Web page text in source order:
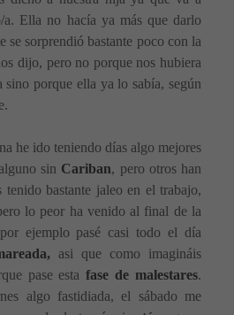
/a. Ella no hacía ya más que darlo
se sorprendió bastante poco con la
dijo, pero no porque nos hubiera
sino porque ella ya lo sabía, según
he ido teniendo días algo mejores
sin Cariban, pero otros han
tenido bastante jaleo en el trabajo,
lo peor ha venido al final de la
ejemplo pasé casi todo el día
asi que como imagináis
pase estafase de malestares.
algo fastidiada, el sábado me